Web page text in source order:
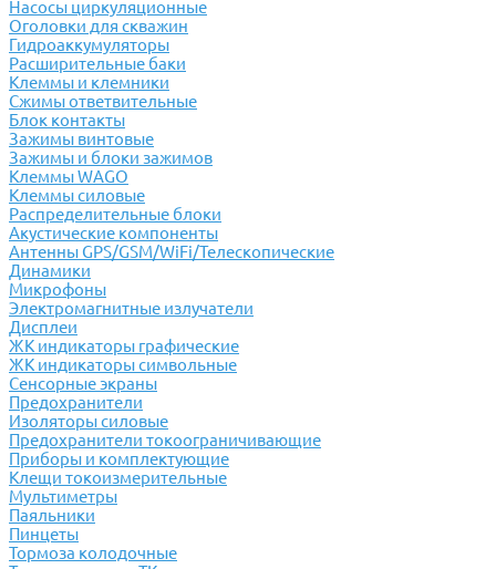
Насосы циркуляционные
Оголовки для скважин
Гидроаккумуляторы
Расширительные баки
Клеммы и клемники
Cжимы ответвительные
Блок контакты
Зажимы винтовые
Зажимы и блоки зажимов
Клеммы WAGO
Клеммы силовые
Распределительные блоки
Акустические компоненты
Антенны GPS/GSM/WiFi/Телескопические
Динамики
Микрофоны
Электромагнитные излучатели
Дисплеи
ЖК индикаторы графические
ЖК индикаторы символьные
Сенсорные экраны
Предохранители
Изоляторы силовые
Предохранители токоограничивающие
Приборы и комплектующие
Клещи токоизмерительные
Мультиметры
Паяльники
Пинцеты
Тормоза колодочные